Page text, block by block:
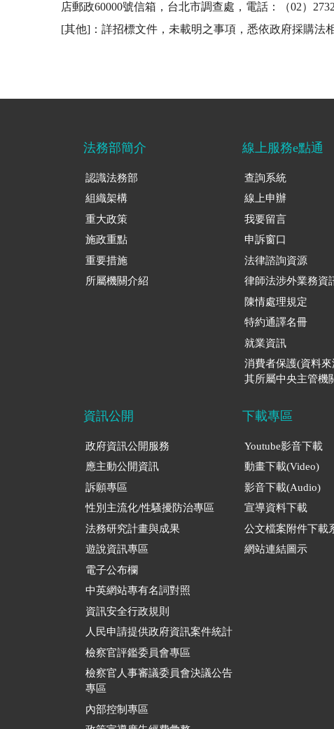
店郵政60000號信箱，台北市調查處，電話：（02）
[其他]：詳招標文件，未載明之事項，悉依政府採購法
法務部簡介
認識法務部
組織架構
重大政策
施政重點
重要措施
所屬機關介紹
線上服務e點通
查詢系統
線上申辦
我要留言
申訴窗口
法律諮詢資源
律師法涉外業務資
陳情處理規定
特約通譯名冊
就業資訊
消費者保護(資料來
其所屬中央主管機
資訊公開
政府資訊公開服務
應主動公開資訊
訴願專區
性別主流化/性騷擾防治專區
法務研究計畫與成果
遊說資訊專區
電子公布欄
中英網站專有名詞對照
資訊安全行政規則
人民申請提供政府資訊案件統計
檢察官評鑑委員會專區
檢察官人事審議委員會決議公告
專區
內部控制專區
下載專區
Youtube影音下載
動畫下載(Video)
影音下載(Audio)
宣導資料下載
公文檔案附件下載
網站連結圖示